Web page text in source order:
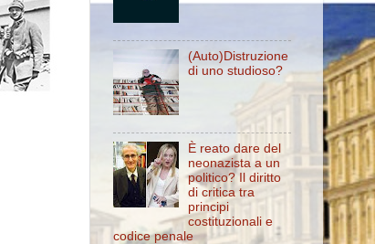
(Auto)Distruzione
di uno studioso?
È reato dare del
neonazista a un
politico? Il diritto
di critica tra
principi
costituzionali e
codice penale